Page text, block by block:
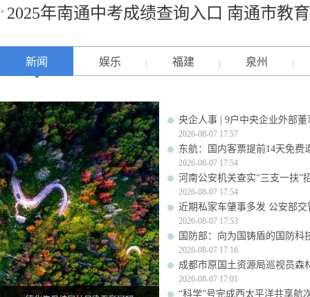
2025年南通中考成绩查询入口 南通市教
新闻 娱乐 福建 泉州
央企人事 | 9户中央企业外部
2026-08-07 17:57
东航：国内客票提前14天免费
2026-08-07 17:54
河南公安机关查实“三支一扶”
2026-08-07 17:54
近期私家车肇事多发 公安部
2026-08-07 17:53
国防部：向为国铸盾的国防科
2026-08-07 17:16
成都市原国土资源局巡视员森
2026-08-07 17:01
“科学”号完成西太平洋共享航